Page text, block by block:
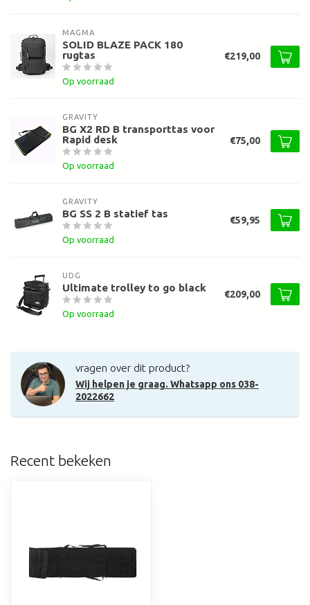
MAGMA
SOLID BLAZE PACK 180
rugtas
Op voorraad
€219,00
GRAVITY
BG X2 RD B transporttas voor
Rapid desk
Op voorraad
€75,00
GRAVITY
BG SS 2 B statief tas
Op voorraad
€59,95
UDG
Ultimate trolley to go black
Op voorraad
€209,00
vragen over dit product?
Wij helpen je graag. Whatsapp ons 038-
2022662
Recent bekeken